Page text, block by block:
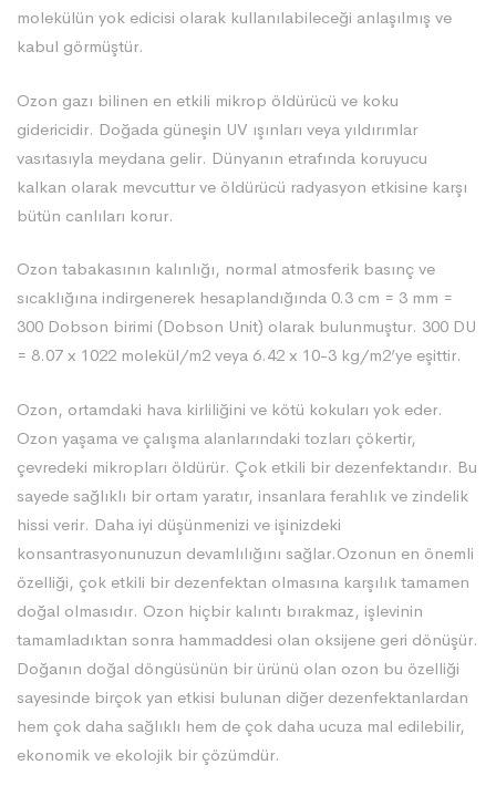
molekülün yok edicisi olarak kullanılabileceği anlaşılmış ve
kabul görmüştür.
Ozon gazı bilinen en etkili mikrop öldürücü ve koku
gidericidir. Doğada güneşin UV ışınları veya yıldırımlar
vasıtasıyla meydana gelir. Dünyanın etrafında koruyucu
kalkan olarak mevcuttur ve öldürücü radyasyon etkisine karşı
bütün canlıları korur.
Ozon tabakasının kalınlığı, normal atmosferik basınç ve
sıcaklığına indirgenerek hesaplandığında 0.3 cm = 3 mm =
300 Dobson birimi (Dobson Unit) olarak bulunmuştur. 300 DU
= 8.07 x 1022 molekül/m2 veya 6.42 x 10-3 kg/m2’ye eşittir.
Ozon, ortamdaki hava kirliliğini ve kötü kokuları yok eder.
Ozon yaşama ve çalışma alanlarındaki tozları çökertir,
çevredeki mikropları öldürür. Çok etkili bir dezenfektandır. Bu
sayede sağlıklı bir ortam yaratır, insanlara ferahlık ve zindelik
hissi verir. Daha iyi düşünmenizi ve işinizdeki
konsantrasyonunuzun devamlılığını sağlar.Ozonun en önemli
özelliği, çok etkili bir dezenfektan olmasına karşılık tamamen
doğal olmasıdır. Ozon hiçbir kalıntı bırakmaz, işlevinin
tamamladıktan sonra hammaddesi olan oksijene geri dönüşür.
Doğanın doğal döngüsünün bir ürünü olan ozon bu özelliği
sayesinde birçok yan etkisi bulunan diğer dezenfektanlardan
hem çok daha sağlıklı hem de çok daha ucuza mal edilebilir,
ekonomik ve ekolojik bir çözümdür.